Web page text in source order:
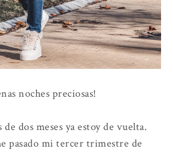
noches preciosas!
de dos meses ya estoy de vuelta.
pasado mi tercer trimestre de